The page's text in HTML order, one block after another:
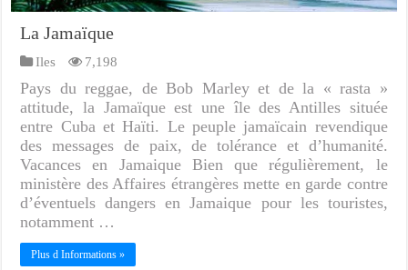
La Jamaïque
Iles 7,198
Pays du reggae, de Bob Marley et de la « rasta »
attitude, la Jamaïque est une île des Antilles située
entre Cuba et Haïti. Le peuple jamaïcain revendique
des messages de paix, de tolérance et d’humanité.
Vacances en Jamaique Bien que régulièrement, le
ministère des Affaires étrangères mette en garde contre
d’éventuels dangers en Jamaique pour les touristes,
notamment …
Plus d Informations »